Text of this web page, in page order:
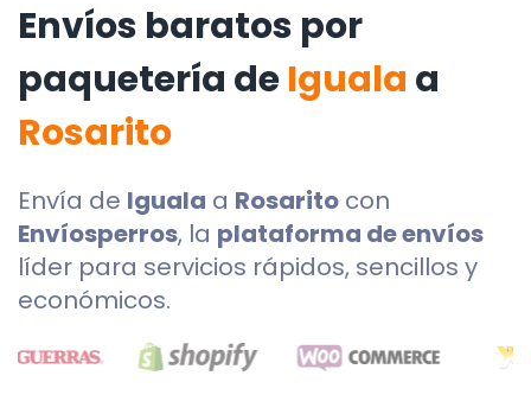
Envíos baratos por
paquetería deIguala a
Rosarito
Envía de Iguala a Rosarito con
Envíosperros, la plataforma de envíos
líder para servicios rápidos, sencillos y
económicos.